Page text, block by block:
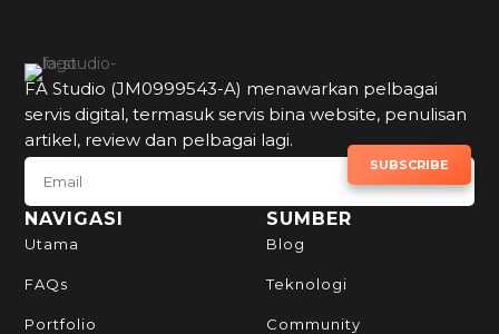
FA Studio (JM0999543-A) menawarkan pelbagai
servis digital, termasuk servis bina website, penulisan
artikel, review dan pelbagai lagi.
SUBSCRIBE TO NEWSLETTER SUBSCRIBE
NAVIGASI
Utama
FAQs
Portfolio
SUMBER
Blog
Teknologi
Community